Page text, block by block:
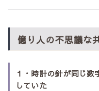
億り人の不思議な
１・時計の針が同じ数
していた